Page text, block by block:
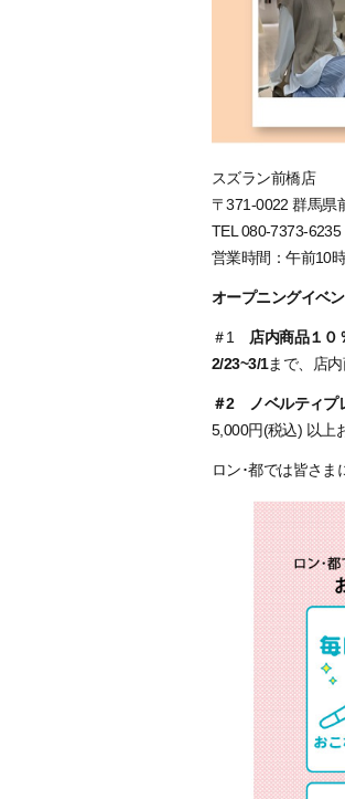
スズラン前橋店
〒371-0022 群馬県
TEL 080-7373-6235
営業時間：午前10
オープニングイベ
＃1
店内商品１０
2/23~3/1まで、店
＃2 ノベルティプ
5,000円(税込) 以
ロン･都では皆さま